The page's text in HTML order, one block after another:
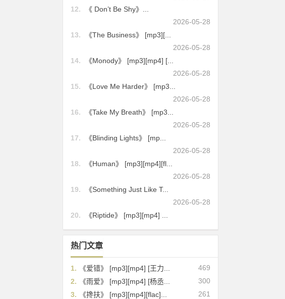
12.
《 Don’t Be Shy》...
2026-05-28
13.
《The Business》 [mp3][...
2026-05-28
14.
《Monody》 [mp3][mp4] [...
2026-05-28
15.
《Love Me Harder》 [mp3...
2026-05-28
16.
《Take My Breath》 [mp3...
2026-05-28
17.
《Blinding Lights》 [mp...
2026-05-28
18.
《Human》 [mp3][mp4][fl...
2026-05-28
19.
《Something Just Like T...
2026-05-28
20.
《Riptide》 [mp3][mp4] ...
热门文章
469
1.
《爱错》 [mp3][mp4] [王力...
300
2.
《雨爱》 [mp3][mp4] [杨丞...
261
3.
《搀扶》 [mp3][mp4][flac]...